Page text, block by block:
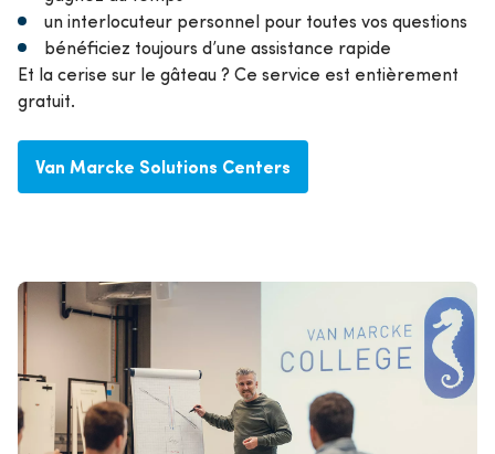
un interlocuteur personnel pour toutes vos questions
bénéficiez toujours d’une assistance rapide
Et la cerise sur le gâteau ? Ce service est entièrement
gratuit.
Van Marcke Solutions Centers